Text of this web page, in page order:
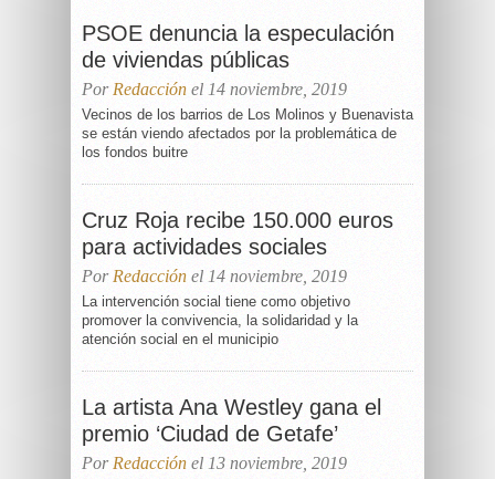
PSOE denuncia la especulación
de viviendas públicas
Por Redacción el 14 noviembre, 2019
Vecinos de los barrios de Los Molinos y Buenavista
se están viendo afectados por la problemática de
los fondos buitre
Cruz Roja recibe 150.000 euros
para actividades sociales
Por Redacción el 14 noviembre, 2019
La intervención social tiene como objetivo
promover la convivencia, la solidaridad y la
atención social en el municipio
La artista Ana Westley gana el
premio ‘Ciudad de Getafe’
Por Redacción el 13 noviembre, 2019